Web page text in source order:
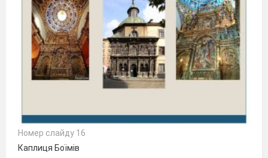
Номер слайду 16
Каплиця Боїмів